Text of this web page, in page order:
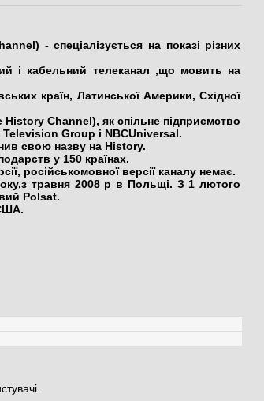
- спеціалізується на показі різних
і кабельний телеканал ,що мовить на
країн, Латинської Америки, Східної
Channel), як спільне підприємство
Group і NBCUniversal.
свою назву на History.
у 150 країнах.
російськомовної версії каналу немає.
травня 2008 р в Польщі. З 1 лютого
Polsat.